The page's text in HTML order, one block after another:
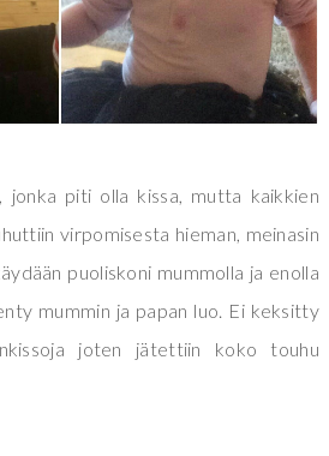
jonka piti olla kissa, mutta kaikkien
virpomisesta hieman, meinasin
puoliskoni mummolla ja enolla
mummin ja papan luo. Ei keksitty
joten jätettiin koko touhu